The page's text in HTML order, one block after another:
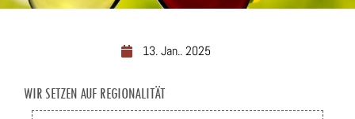
13. Jan.. 2025
WIR SETZEN AUF REGIONALITÄT